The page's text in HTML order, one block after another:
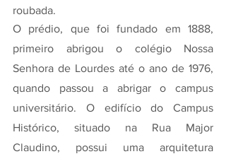
roubada.
O prédio, que foi fundado em 1888,
primeiro abrigou o colégio Nossa
Senhora de Lourdes até o ano de 1976,
quando passou a abrigar o campus
universitário. O edifício do Campus
Histórico, situado na Rua Major
Claudino, possui uma arquitetura